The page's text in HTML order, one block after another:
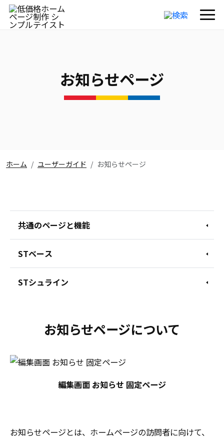
お知らせページ
ホーム ユーザーガイド お知らせページ
共通のページと機能
STベース
STシュライン
お知らせページについて
編集画面 お知らせ 固定ページ
お知らせページとは、ホームページの訪問者に向けて、